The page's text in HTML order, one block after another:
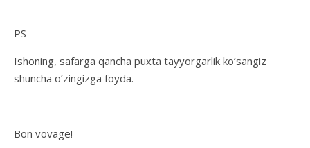
PS
Ishoning, safarga qancha puxta tayyorgarlik ko’sangiz
shuncha o’zingizga foyda.
Bon vovage!